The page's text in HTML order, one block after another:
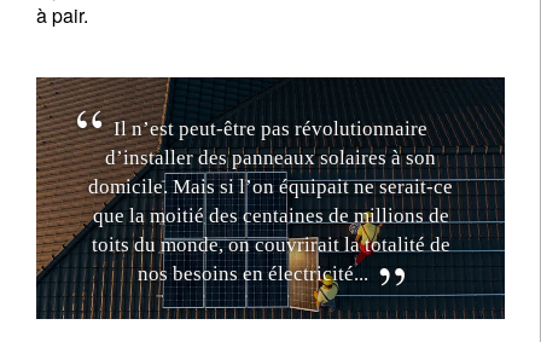
à pair.
Il n’est peut-être pas révolutionnaire
d’installer des panneaux solaires à son
domicile. Mais si l’on équipait ne serait-ce
que la moitié des centaines de millions de
toits du monde, on couvrirait la totalité de
nos besoins en électricité...